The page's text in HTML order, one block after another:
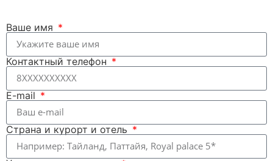
Ваше имя
Контактный телефон
E-mail
Страна и курорт и отель